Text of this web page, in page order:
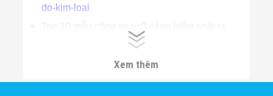
do-kim-loai
https://hptvietnam.vn/danh-muc/cong-
Xem thêm